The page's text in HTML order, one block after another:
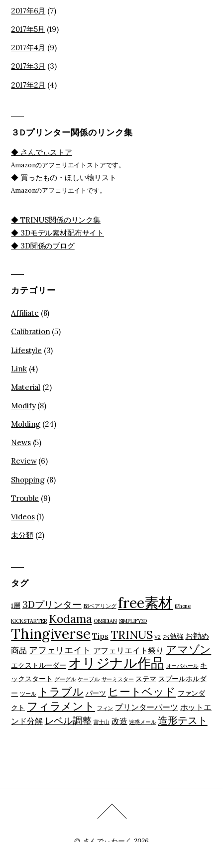
2017年6月 (7)
2017年5月 (19)
2017年4月 (9)
2017年3月 (3)
2017年2月 (4)
３Dプリンター関係のリンク集
◆ さんでぃストア
Amazonのアフェリエイトストアです。
◆ 買ったもの・ほしい物リスト
Amazonのアフェリエイトです。
◆ TRINUS関係のリンク集
◆ 3Dモデル素材配布サイト
◆ 3D関係のブログ
カテゴリー
Affiliate (8)
Calibration(5)
Lifestyle (3)
Link(4)
Material (2)
Modify(8)
Molding (24)
News(5)
Review(6)
Shopping (8)
Trouble (9)
Videos(1)
未分類(2)
タグ
1層 3Dプリンター BBベアリング free素材 iPhone
KICKSTARTER Kodama OBSIDIAN SIMPLIFY3D
Thingiverse Tips TRINUS V2 お勉強 お勧め
商品 アフェリエイト アフェリエイト祭り アマゾン
エクストルーダー オリジナル作品 オーバホール キ
ックスタート グーグル ケーブル サーミスター ステマ スプールホルダ
ー ツール トラブル パーツ ヒートベッド ファンダ
クト フィラメント フィン プリンターパーツ ホットエ
ンド分解 レベル調整 富士山 改造 迷惑メール 造形テスト